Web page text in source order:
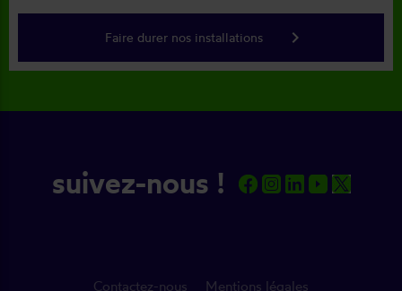
Faire durer nos installations keyboard_arrow_right
suivez-nous !
Contactez-nous Mentions légales